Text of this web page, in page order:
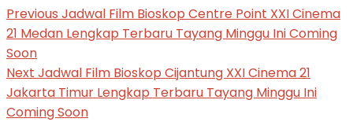
Previous Jadwal Film Bioskop Centre Point XXI Cinema
21 Medan Lengkap Terbaru Tayang Minggu Ini Coming
Soon
Next Jadwal Film Bioskop Cijantung XXI Cinema 21
Jakarta Timur Lengkap Terbaru Tayang Minggu Ini
Coming Soon